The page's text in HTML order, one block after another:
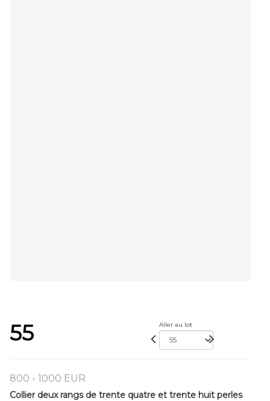
55 Aller au lot
800 - 1000 EUR
Collier deux rangs de trente quatre et trente huit perles